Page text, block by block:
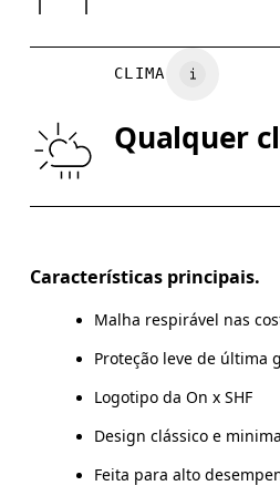
BUSTO 82
QUADRIL/ANCA 90
Como medir
Vietnã
CLIMA
Qualquer
Características principais.
Malha respirável nas
Proteção leve de última
Logotipo da On x SHF
Design clássico e
Feita para alto